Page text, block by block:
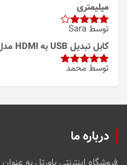
میلیمتری
امتیاز4
از 5
توسط Sara
کابل تبدیل USB به HDMI مدل 3in1 HDTV 7562
امتیاز5از
توسط محمد
درباره ما